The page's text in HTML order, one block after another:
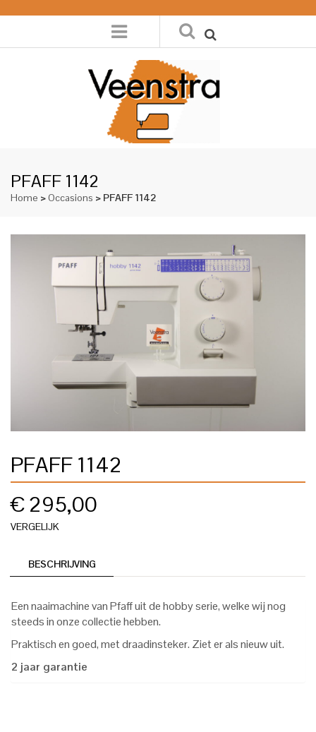
PFAFF 1142
Home >Occasions > PFAFF 1142
PFAFF 1142
€295,00
VERGELIJK
BESCHRIJVING
Een naaimachine van Pfaff uit de hobby serie, welke wij nog
steeds in onze collectie hebben.
Praktisch en goed, met draadinsteker. Ziet er als nieuw uit.
2 jaar garantie